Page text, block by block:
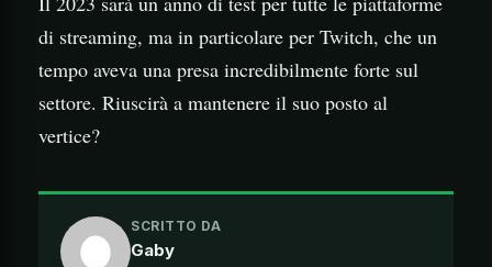
di streaming, ma in particolare per Twitch, che un
tempo aveva una presa incredibilmente forte sul
settore. Riuscirà a mantenere il suo posto al
vertice?
SCRITTO DA
Gaby